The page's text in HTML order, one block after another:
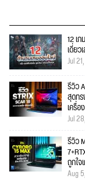
12 เ
เดี่ย
Jul
รีวิว
สุดท
เครื่อ
Jul
รีวิว
ถูกใจ
Aug